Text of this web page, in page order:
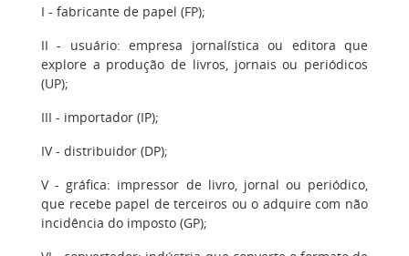
I - fabricante de papel (FP);
II - usuário: empresa jornalística ou editora que
explore a produção de livros, jornais ou periódicos
(UP);
III - importador (IP);
IV - distribuidor (DP);
V - gráfica: impressor de livro, jornal ou periódico,
que recebe papel de terceiros ou o adquire com não
incidência do imposto (GP);